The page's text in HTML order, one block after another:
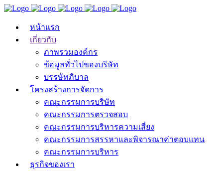
หน้าแรก
เกี่ยวกับ
ภาพรวมองค์กร
ข้อมูลทั่วไปของบริษัท
บรรษัทภิบาล
โครงสร้างการจัดการ
คณะกรรมการบริษัท
คณะกรรมการตรวจสอบ
คณะกรรมการบริหารความเสี่ยง
คณะกรรมการสรรหาและพิจารณาค่าตอบแทน
คณะกรรมการบริหาร
ธุรกิจของเรา